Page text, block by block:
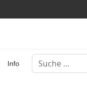
Info Suchen